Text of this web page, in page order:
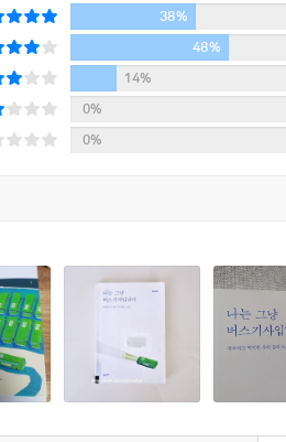
_버스기사가 되어 더욱 확실히 알게
‘삼례’ 안 가요?”
는 찬디요!”
삼‘ 례’ 차를 못 타고 한 시간 간격의 ‘
는 노인이 혼자 시내버스 타는 법」중에서
보면 버스를 탈 때 가졌던 불만과
내밀한 사정을 이해하는 과정은 타
번 더 하게 될 것이며, 제대로 바라
세상이라는 노선도를 안정되게 움
정 사람을 변하게 하는 글이야말로
38%
48%
14%
0%
0%